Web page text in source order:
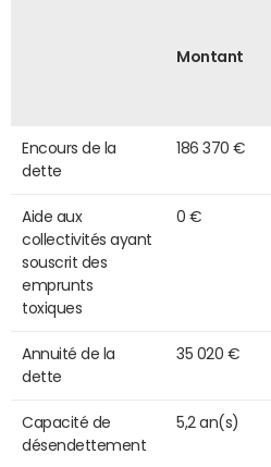
Montant
Encours de la
dette
186 370 €
Aide aux
collectivités ayant
souscrit des
emprunts
toxiques
0 €
Annuité de la
dette
35 020 €
Capacité de
désendettement
5,2 an(s)